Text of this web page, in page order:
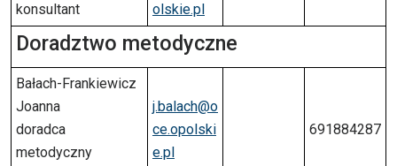
konsultant
olskie.pl
Doradztwo metodyczne
Bałach-Frankiewicz
Joanna
doradca
metodyczny
j.balach@o
ce.opolski
e.pl
691884287